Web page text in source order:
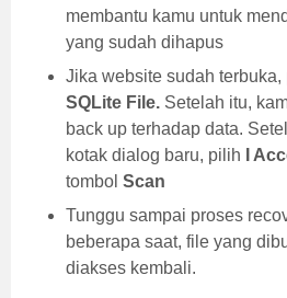
membantu kamu untuk
yang sudah dihapus
Jika website sudah terbuka,
SQLite File. Setelah itu,
back up terhadap data.
kotak dialog baru, pilih
I
tombol Scan
Tunggu sampai proses
beberapa saat, file yang
diakses kembali.